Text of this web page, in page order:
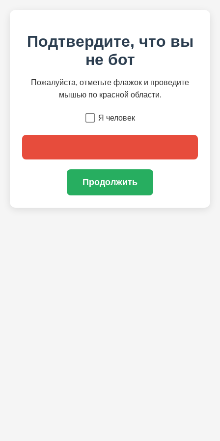
Подтвердите, что вы
не бот
Пожалуйста, отметьте флажок и проведите
мышью по красной области.
Я человек
Продолжить